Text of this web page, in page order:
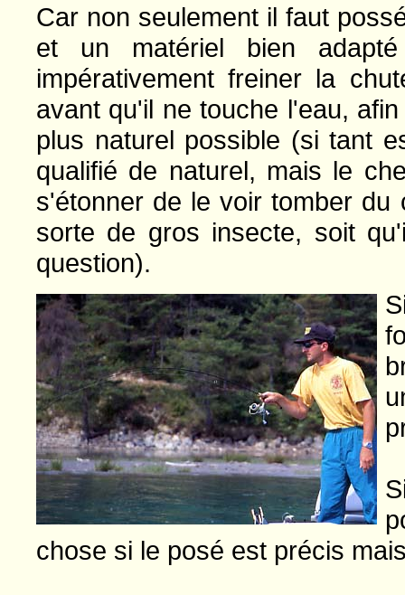
Car non seulement il faut
et un matériel bien
impérativement freiner la
avant qu'il ne touche l'eau,
plus naturel possible (si tant
qualifié de naturel, mais le
s'étonner de le voir tomber
sorte de gros insecte, soit
question).
chose si le posé est précis